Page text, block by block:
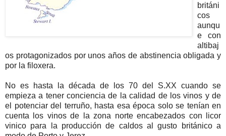
británi
cos
aunqu
e con
altibaj
os protagonizados por unos años de abstinencia obligada y
por la filoxera.
No es hasta la década de los 70 del S.XX cuando se
empieza a tener conciencia de la calidad de los vinos y de
el potenciar del terruño, hasta esa época solo se tenían en
cuenta los vinos de la zona norte encabezados con licor
vinico para la producción de caldos al gusto británico a